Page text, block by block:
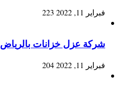
فبراير 11, 2022 223
شركة عزل خزانات بالرياض
فبراير 11, 2022 204